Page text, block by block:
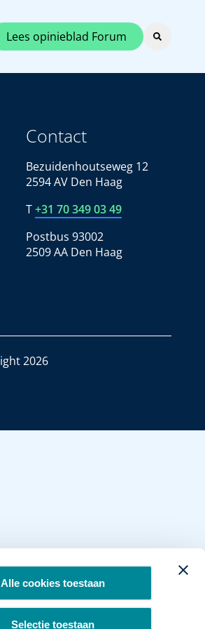
Alle cookies toestaan
Selectie toestaan
Lees opinieblad Forum
Contact
Bezuidenhoutseweg 12
2594 AV Den Haag
T+31 70 349 03 49
Postbus 93002
2509 AA Den Haag
2026